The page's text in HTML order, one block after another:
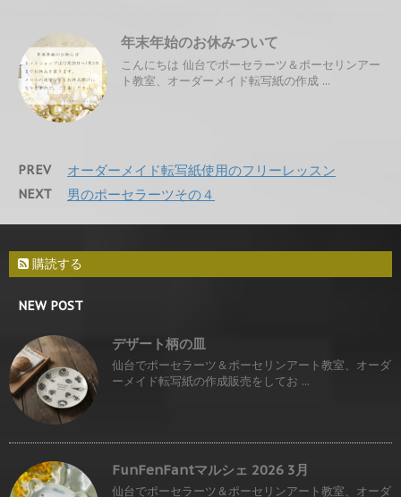
年末年始のお休みついて
こんにちは 仙台でポーセラーツ＆ポーセリンアー
ト教室、オーダーメイド転写紙の作成 ...
PREV オーダーメイド転写紙使用のフリーレッスン
NEXT 男のポーセラーツその４
購読する
NEW POST
デザート柄の皿
仙台でポーセラーツ＆ポーセリンアート教室、オーダ
ーメイド転写紙の作成販売をしてお ...
FunFenFantマルシェ 2026 3月
仙台でポーセラーツ＆ポーセリンアート教室、オーダ